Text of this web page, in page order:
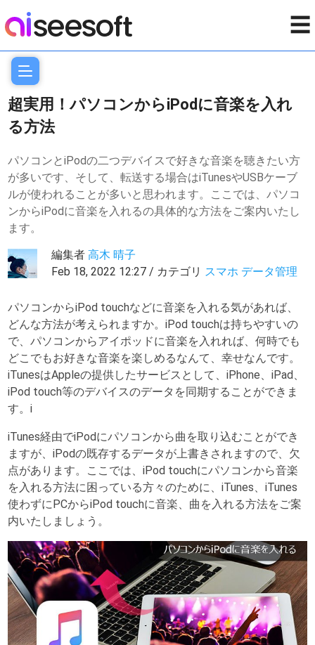
☰
超実用！パソコンからiPodに音楽を入れ
る方法
パソコンとiPodの二つデバイスで好きな音楽を聴きたい方
が多いです、そして、転送する場合はiTunesやUSBケーブ
ルが使われることが多いと思われます。ここでは、パソコ
ンからiPodに音楽を入れるの具体的な方法をご案内いたし
ます。
編集者高木 晴子
Feb 18, 2022 12:27 / カテゴリ スマホ データ管理
パソコンからiPod touchなどに音楽を入れる気があれば、
どんな方法が考えられますか。iPod touchは持ちやすいの
で、パソコンからアイポッドに音楽を入れれば、何時でも
どこでもお好きな音楽を楽しめるなんて、幸せなんです。
iTunesはAppleの提供したサービスとして、iPhone、iPad、
iPod touch等のデバイスのデータを同期することができま
す。i
iTunes経由でiPodにパソコンから曲を取り込むことができ
ますが、iPodの既存するデータが上書きされますので、欠
点があります。ここでは、iPod touchにパソコンから音楽
を入れる方法に困っている方々のために、iTunes、iTunes
使わずにPCからiPod touchに音楽、曲を入れる方法をご案
内いたしましょう。